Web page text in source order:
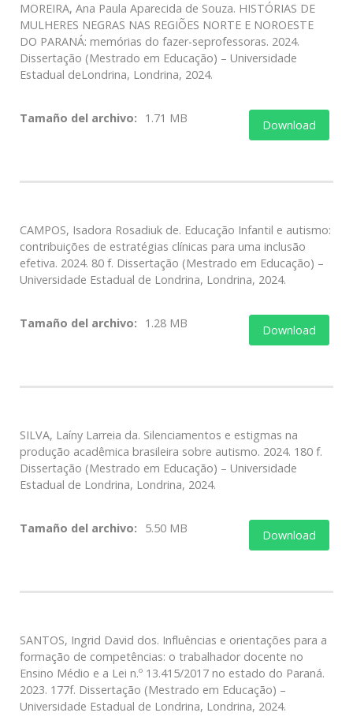
MOREIRA, Ana Paula Aparecida de Souza. HISTÓRIAS DE
MULHERES NEGRAS NAS REGIÕES NORTE E NOROESTE
DO PARANÁ: memórias do fazer-seprofessoras. 2024.
Dissertação (Mestrado em Educação) – Universidade
Estadual deLondrina, Londrina, 2024.
Tamaño del archivo: 1.71 MB Download
CAMPOS, Isadora Rosadiuk de. Educação Infantil e autismo:
contribuições de estratégias clínicas para uma inclusão
efetiva. 2024. 80 f. Dissertação (Mestrado em Educação) –
Universidade Estadual de Londrina, Londrina, 2024.
Tamaño del archivo: 1.28 MB Download
SILVA, Laíny Larreia da. Silenciamentos e estigmas na
produção acadêmica brasileira sobre autismo. 2024. 180 f.
Dissertação (Mestrado em Educação) – Universidade
Estadual de Londrina, Londrina, 2024.
Tamaño del archivo: 5.50 MB Download
SANTOS, Ingrid David dos. Influências e orientações para a
formação de competências: o trabalhador docente no
Ensino Médio e a Lei n.º 13.415/2017 no estado do Paraná.
2023. 177f. Dissertação (Mestrado em Educação) –
Universidade Estadual de Londrina, Londrina, 2024.